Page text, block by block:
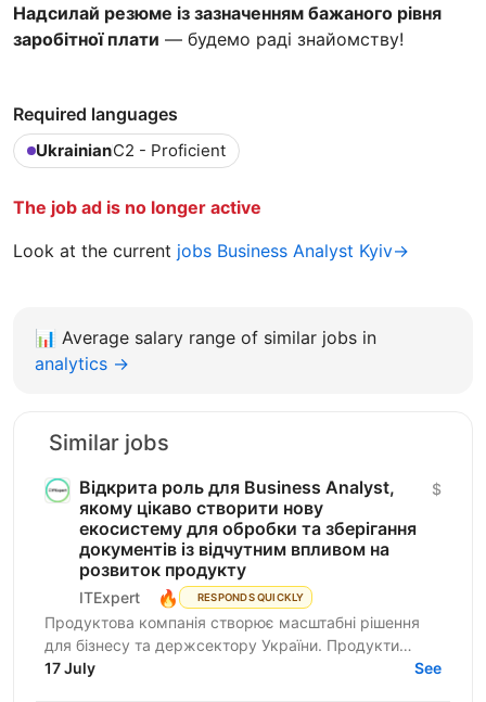
Надсилай резюме із зазначенням бажаного рівня
заробітної плати — будемо раді знайомству!
Required languages
UkrainianC2 - Proficient
The job ad is no longer active
Look at the current jobs Business Analyst Kyiv→
📊 Average salary range of similar jobs in
analytics →
Similar jobs
Відкрита роль для ​​Business Analyst,
якому цікаво створити нову
екосистему для обробки та зберігання
документів із відчутним впливом на
розвиток продукту
ITExpert 🔥 RESPONDS QUICKLY
$
Продуктова компанія створює масштабні рішення
для бізнесу та держсектору України. Продукти
критично важливі для цифрової інфраструктури
17 July See